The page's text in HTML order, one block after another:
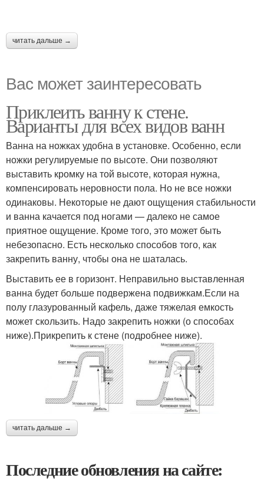
читать дальше →
Вас может заинтересовать
Приклеить ванну к стене.
Варианты для всех видов ванн
Ванна на ножках удобна в установке. Особенно, если
ножки регулируемые по высоте. Они позволяют
выставить кромку на той высоте, которая нужна,
компенсировать неровности пола. Но не все ножки
одинаковы. Некоторые не дают ощущения стабильности
и ванна качается под ногами — далеко не самое
приятное ощущение. Кроме того, это может быть
небезопасно. Есть несколько способов того, как
закрепить ванну, чтобы она не шаталась.
Выставить ее в горизонт. Неправильно выставленная
ванна будет больше подвержена подвижкам.Если на
полу глазурованный кафель, даже тяжелая емкость
может скользить. Надо закрепить ножки (о способах
ниже).Прикрепить к стене (подробнее ниже).
читать дальше →
Последние обновления на сайте: